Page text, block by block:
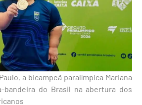
a bicampeã paralímpica Mariana
bandeira do Brasil na abertura dos